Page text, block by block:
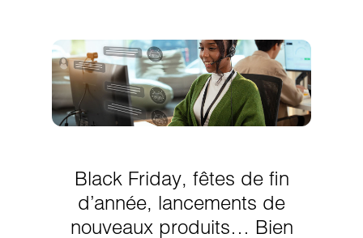
Black Friday, fêtes de fin
d’année, lancements de
nouveaux produits… Bien